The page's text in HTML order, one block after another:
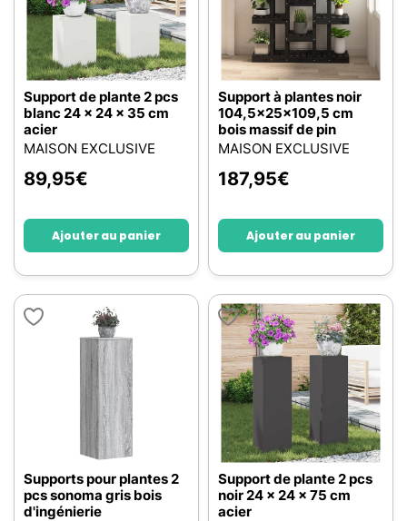
Support de plante 2 pcs
blanc 24 x 24 x 35 cm
acier
MAISON EXCLUSIVE
89,95€
Ajouter au panier
Support à plantes noir
104,5x25x109,5 cm
bois massif de pin
MAISON EXCLUSIVE
187,95€
Ajouter au panier
Supports pour plantes 2
pcs sonoma gris bois
d'ingénierie
Support de plante 2 pcs
noir 24 x 24 x 75 cm
acier